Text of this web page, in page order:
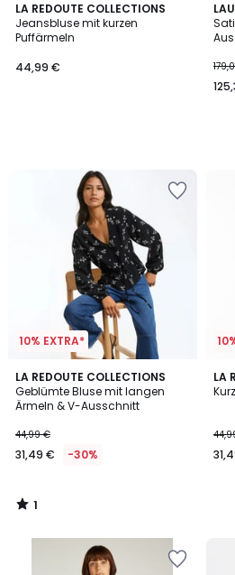
LA REDOUTE COLLECTIONS
Jeansbluse mit kurzen
Puffärmeln
44,99 €
10% EXTRA*
LA REDOUTE COLLECTIONS
Geblümte Bluse mit langen
Ärmeln & V-Ausschnitt
44,99 €
31,49 € -30%
1
/
5
1
/
LA
2